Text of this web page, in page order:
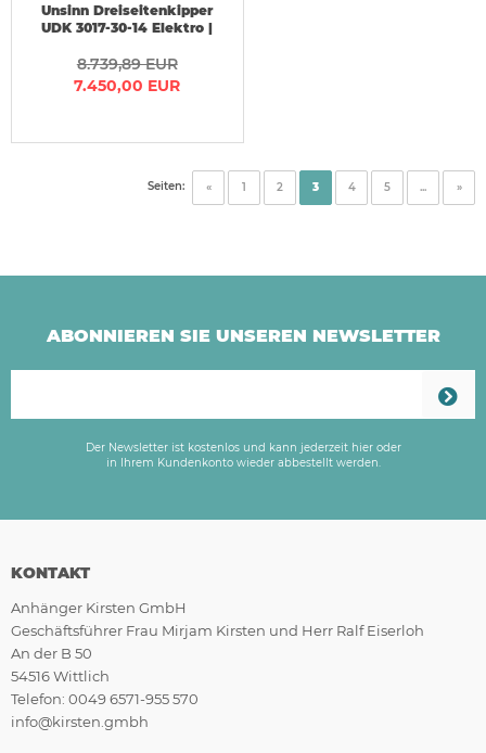
Unsinn Dreiseitenkipper
UDK 3017-30-14 Elektro |
8.739,89 EUR
7.450,00 EUR
Seiten: « 1 2 3 4 5 ... »
ABONNIEREN SIE UNSEREN NEWSLETTER
Der Newsletter ist kostenlos und kann jederzeit hier oder
in Ihrem Kundenkonto wieder abbestellt werden.
KONTAKT
Anhänger Kirsten GmbH
Geschäftsführer Frau Mirjam Kirsten und Herr Ralf Eiserloh
An der B 50
54516 Wittlich
Telefon: 0049 6571-955 570
info@kirsten.gmbh